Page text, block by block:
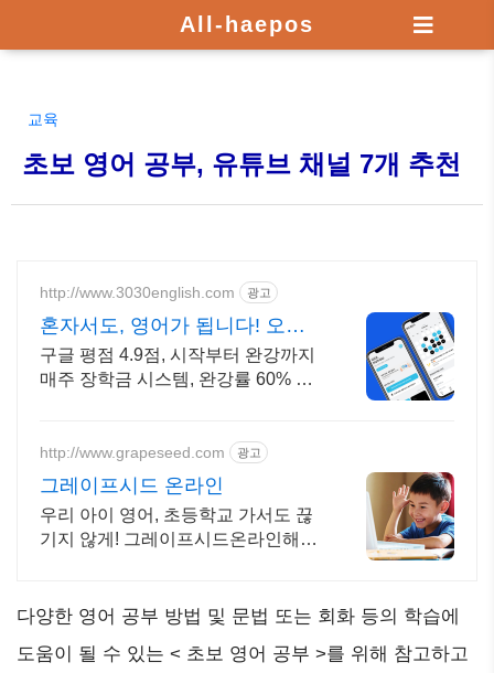
All-haepos
교육
초보 영어 공부, 유튜브 채널 7개 추천
http://www.3030english.com 광고
혼자서도, 영어가 됩니다! 오늘
24:00 환급 종료
구글 평점 4.9점, 시작부터 완강까지
매주 장학금 시스템, 완강률 60% 이
http://www.grapeseed.com 광고
그레이프시드 온라인
우리 아이 영어, 초등학교 가서도 끊
기지 않게! 그레이프시드온라인해요!
세요!
다양한 영어 공부 방법 및 문법 또는 회화 등의 학습에
도움이 될 수 있는 < 초보 영어 공부 >를 위해 참고하고